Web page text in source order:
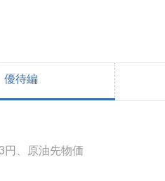
優待編
円、原油先物価